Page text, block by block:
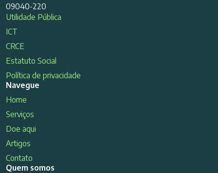
09040-220
Utilidade Pública
ICT
CRCE
Estatuto Social
Política de privacidade
Navegue
Home
Serviços
Doe aqui
Artigos
Contato
Quem somos